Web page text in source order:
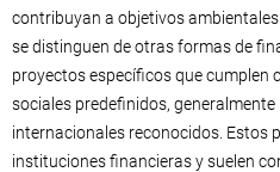
contribuyan a objetivos
se distinguen de otras formas de
proyectos específicos que cumplen
sociales predefinidos,
internacionales reconocidos. Estos
instituciones financieras y suelen